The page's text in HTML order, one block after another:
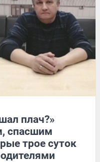
плач?»
спасшим
трое суток